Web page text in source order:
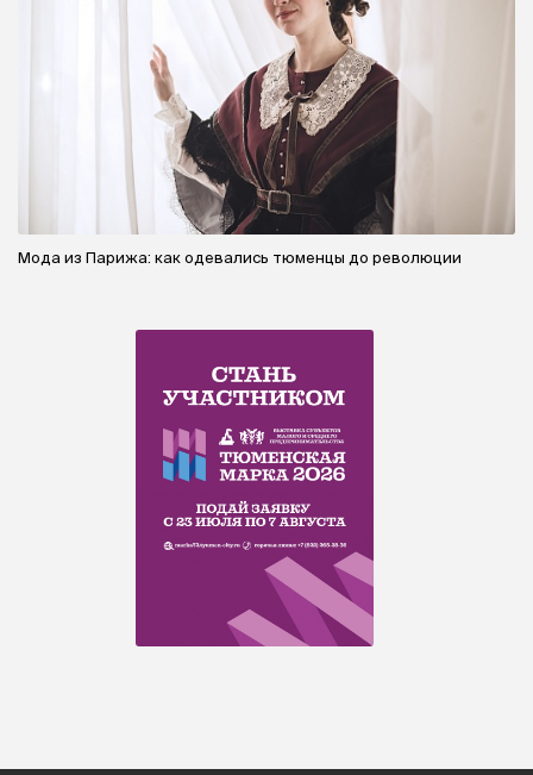
Мода из Парижа: как одевались тюменцы до революции